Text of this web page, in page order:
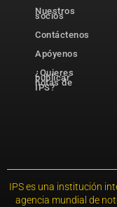
Nuestros
socios
Contáctenos
Apóyenos
¿Quieres
publicar
notas de
IPS?
IPS es una institución
agencia mundial de